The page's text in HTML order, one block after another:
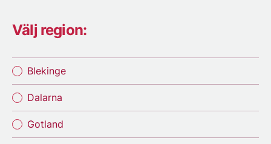
Välj region:
Blekinge
Dalarna
Gotland